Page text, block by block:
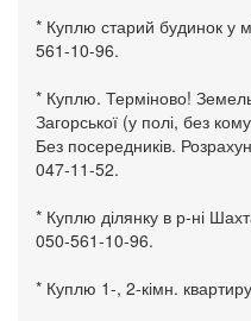
* Куплю старий будинок у
561-10-96.
* Куплю. Терміново!
Загорської (у полі, без
Без посередників.
047-11-52.
* Куплю ділянку в р-ні
050-561-10-96.
* Куплю 1-, 2-кімн.